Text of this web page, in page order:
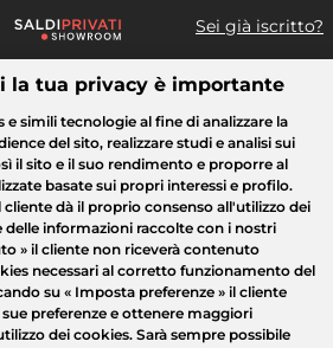
Sei già iscritto?
Casa Bellezza Elettrodomestici
la tua privacy è importante
simili tecnologie al fine di analizzare la
del sito, realizzare studi e analisi sui
il sito e il suo rendimento e proporre al
basate sui propri interessi e profilo.
cliente dà il proprio consenso all'utilizzo dei
delle informazioni raccolte con i nostri
» il cliente non riceverà contenuto
necessari al corretto funzionamento del
su « Imposta preferenze » il cliente
preferenze e ottenere maggiori
dei cookies. Sarà sempre possibile